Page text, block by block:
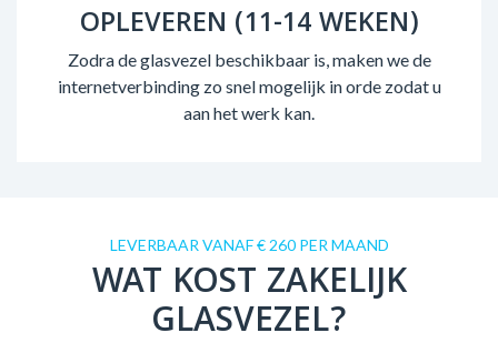
OPLEVEREN (11-14 WEKEN)
Zodra de glasvezel beschikbaar is, maken we de
internetverbinding zo snel mogelijk in orde zodat u
aan het werk kan.
LEVERBAAR VANAF € 260 PER MAAND
WAT KOST ZAKELIJK
GLASVEZEL?